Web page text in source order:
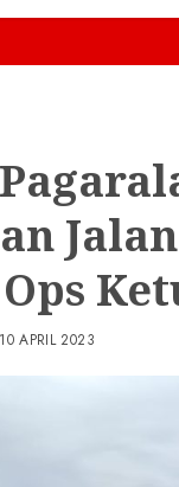
10 APRIL 2023